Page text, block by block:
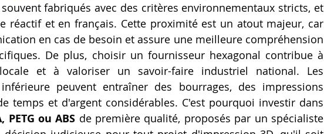
fabriqués avec des critères environnementaux stricts, et
réactif et en français. Cette proximité est un atout majeur, car
en cas de besoin et assure une meilleure compréhension
De plus, choisir un fournisseur hexagonal contribue à
et à valoriser un savoir-faire industriel national. Les
peuvent entraîner des bourrages, des impressions
temps et d'argent considérables. C'est pourquoi investir dans
ou ABS de première qualité, proposés par un spécialiste